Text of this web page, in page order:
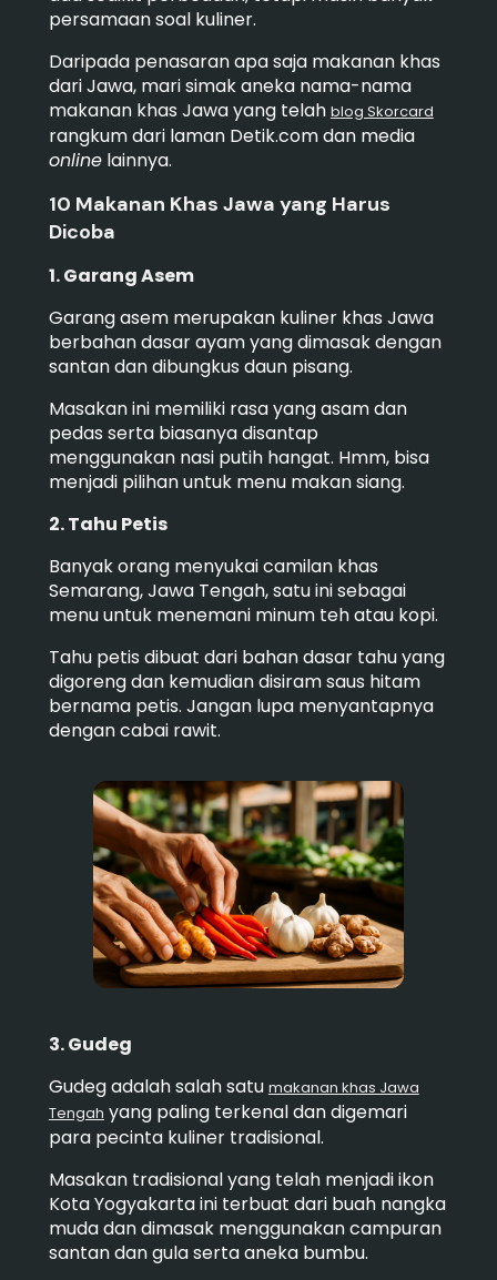
persamaan soal kuliner.
Daripada penasaran apa saja makanan khas
dari Jawa, mari simak aneka nama-nama
makanan khas Jawa yang telah blog Skorcard
rangkum dari laman Detik.com dan media
onlinelainnya.
10 Makanan Khas Jawa yang Harus
Dicoba
1. Garang Asem
Garang asem merupakan kuliner khas Jawa
berbahan dasar ayam yang dimasak dengan
santan dan dibungkus daun pisang.
Masakan ini memiliki rasa yang asam dan
pedas serta biasanya disantap
menggunakan nasi putih hangat. Hmm, bisa
menjadi pilihan untuk menu makan siang.
2. Tahu Petis
Banyak orang menyukai camilan khas
Semarang, Jawa Tengah, satu ini sebagai
menu untuk menemani minum teh atau kopi.
Tahu petis dibuat dari bahan dasar tahu yang
digoreng dan kemudian disiram saus hitam
bernama petis. Jangan lupa menyantapnya
dengan cabai rawit.
3. Gudeg
Gudeg adalah salah satu makanan khas Jawa
Tengah yang paling terkenal dan digemari
para pecinta kuliner tradisional.
Masakan tradisional yang telah menjadi ikon
Kota Yogyakarta ini terbuat dari buah nangka
muda dan dimasak menggunakan campuran
santan dan gula serta aneka bumbu.